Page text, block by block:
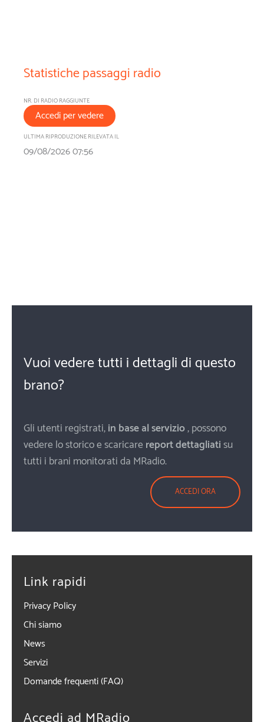
Statistiche passaggi radio
NR. DI RADIO RAGGIUNTE
Accedi per vedere
ULTIMA RIPRODUZIONE RILEVATA IL
09/08/2026 07:56
Vuoi vedere tutti i dettagli di questo
brano?
Gli utenti registrati,in base al servizio, possono
vedere lo storico e scaricare report dettagliatisu
tutti i brani monitorati da MRadio.
ACCEDI ORA
Link rapidi
Privacy Policy
Chi siamo
News
Servizi
Domande frequenti (FAQ)